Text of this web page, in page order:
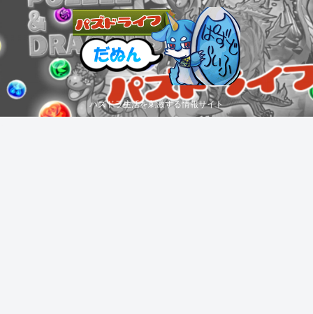
パズドラ生活を刺激する情報サイト